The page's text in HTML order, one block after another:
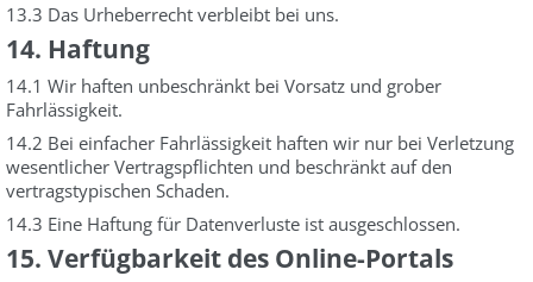
13.3 Das Urheberrecht verbleibt bei uns.
14. Haftung
14.1 Wir haften unbeschränkt bei Vorsatz und grober
Fahrlässigkeit.
14.2 Bei einfacher Fahrlässigkeit haften wir nur bei Verletzung
wesentlicher Vertragspflichten und beschränkt auf den
vertragstypischen Schaden.
14.3 Eine Haftung für Datenverluste ist ausgeschlossen.
15. Verfügbarkeit des Online-Portals